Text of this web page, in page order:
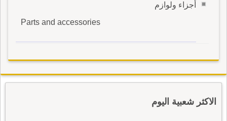
أجزاء ولوازم
Parts and accessories
الاكثر شعبية اليوم